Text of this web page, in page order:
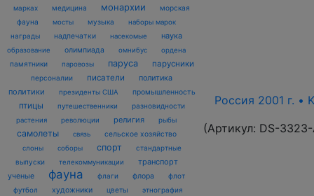
марках
медицина монархии
морская
фауна
мосты музыка наборы марок
награды надпечатки насекомые наука
образование олимпиада омнибус ордена
памятники паровозы паруса парусники
персоналии писатели
политика
политики
президенты США промышленность
птицы путешественники разновидности
растения революции религия рыбы
самолеты связь сельское хозяйство
слоны соборы спорт
стандартные
выпуски
телекоммуникации транспорт
ученые фауна флаги флора
флот
футбол
художники цветы этнография
Россия 2001 г. •
(Артикул: DS-